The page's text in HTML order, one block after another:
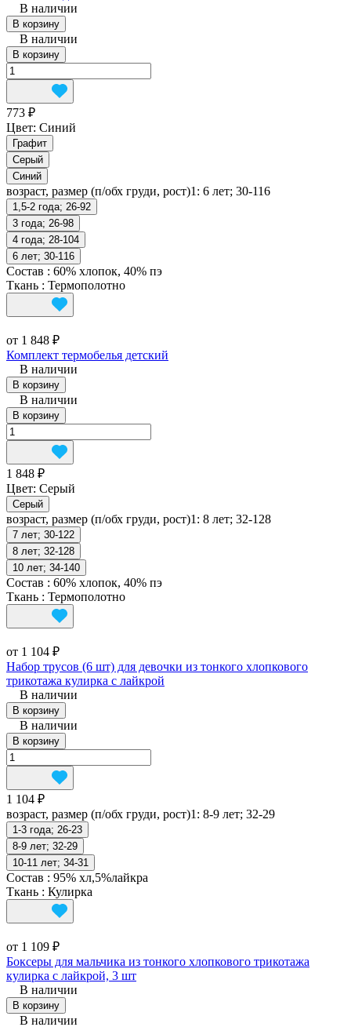
В наличии
В корзину
В наличии
В корзину
773 ₽
Цвет: Синий
Графит
Серый
Синий
возраст, размер (п/обх груди, рост)1: 6 лет; 30-116
1,5-2 года; 26-92
3 года; 26-98
4 года; 28-104
6 лет; 30-116
Состав : 60% хлопок, 40% пэ
Ткань : Термополотно
от 1 848 ₽
Комплект термобелья детский
В наличии
В корзину
В наличии
В корзину
1 848 ₽
Цвет: Серый
Серый
возраст, размер (п/обх груди, рост)1: 8 лет; 32-128
7 лет; 30-122
8 лет; 32-128
10 лет; 34-140
Состав : 60% хлопок, 40% пэ
Ткань : Термополотно
от 1 104 ₽
Набор трусов (6 шт) для девочки из тонкого хлопкового
трикотажа кулирка с лайкрой
В наличии
В корзину
В наличии
В корзину
1 104 ₽
возраст, размер (п/обх груди, рост)1: 8-9 лет; 32-29
1-3 года; 26-23
8-9 лет; 32-29
10-11 лет; 34-31
Состав : 95% хл,5%лайкра
Ткань : Кулирка
от 1 109 ₽
Боксеры для мальчика из тонкого хлопкового трикотажа
кулирка с лайкрой, 3 шт
В наличии
В корзину
В наличии